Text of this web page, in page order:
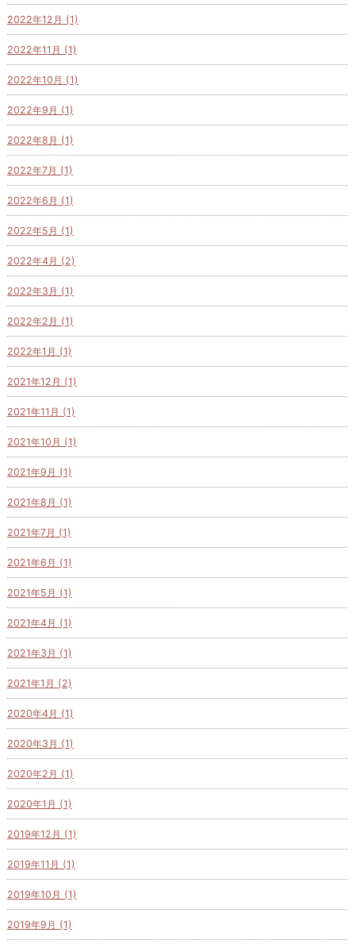
2022年12月 (1)
2022年11月 (1)
2022年10月 (1)
2022年9月 (1)
2022年8月 (1)
2022年7月 (1)
2022年6月 (1)
2022年5月 (1)
2022年4月 (2)
2022年3月 (1)
2022年2月 (1)
2022年1月 (1)
2021年12月 (1)
2021年11月 (1)
2021年10月 (1)
2021年9月 (1)
2021年8月 (1)
2021年7月 (1)
2021年6月 (1)
2021年5月 (1)
2021年4月 (1)
2021年3月 (1)
2021年1月 (2)
2020年4月 (1)
2020年3月 (1)
2020年2月 (1)
2020年1月 (1)
2019年12月 (1)
2019年11月 (1)
2019年10月 (1)
2019年9月 (1)